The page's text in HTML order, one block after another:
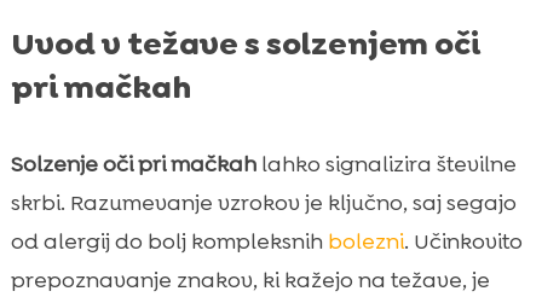
Uvod v težave s solzenjem oči
pri mačkah
Solzenje oči pri mačkahlahko signalizira številne
skrbi. Razumevanje vzrokov je ključno, saj segajo
od alergij do bolj kompleksnih bolezni. Učinkovito
prepoznavanje znakov, ki kažejo na težave, je